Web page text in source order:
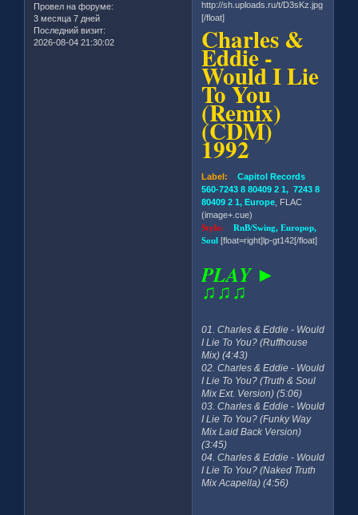
Провел на форуме:
3 месяца 7 дней
Последний визит:
2026-08-04 21:30:02
[/float]
Charles &
Eddie -
Would I Lie
To You
(Remix)
(CDM)
1992
Label: Capitol Records
560-7243 8 80409 2 1, 7243 8
80409 2 1, Europe , FLAC
(image+.cue)
Style:RnB/Swing, Europop,
Soul[float=right]lp-gt142[/float]
PLAY ►
♫♫♫
01. Charles & Eddie - Would
I Lie To You? (Ruffhouse
Mix) (4:43)
02. Charles & Eddie - Would
I Lie To You? (Truth & Soul
Mix Ext. Version) (5:06)
03. Charles & Eddie - Would
I Lie To You? (Funky Way
Mix Laid Back Version)
(3:45)
04. Charles & Eddie - Would
I Lie To You? (Naked Truth
Mix Acapella) (4:56)